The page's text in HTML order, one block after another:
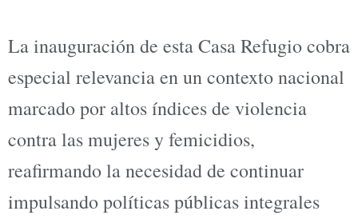
La inauguración de esta Casa Refugio cobra
especial relevancia en un contexto nacional
marcado por altos índices de violencia
contra las mujeres y femicidios,
reafirmando la necesidad de continuar
impulsando políticas públicas integrales